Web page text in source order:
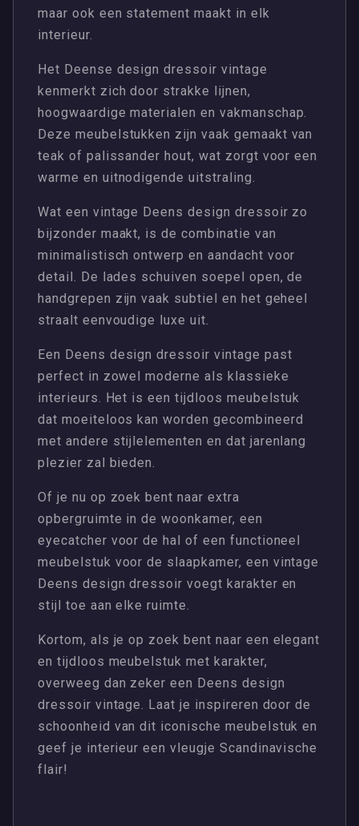
maar ook een statement maakt in elk
interieur.
Het Deense design dressoir vintage
kenmerkt zich door strakke lijnen,
hoogwaardige materialen en vakmanschap.
Deze meubelstukken zijn vaak gemaakt van
teak of palissander hout, wat zorgt voor een
warme en uitnodigende uitstraling.
Wat een vintage Deens design dressoir zo
bijzonder maakt, is de combinatie van
minimalistisch ontwerp en aandacht voor
detail. De lades schuiven soepel open, de
handgrepen zijn vaak subtiel en het geheel
straalt eenvoudige luxe uit.
Een Deens design dressoir vintage past
perfect in zowel moderne als klassieke
interieurs. Het is een tijdloos meubelstuk
dat moeiteloos kan worden gecombineerd
met andere stijlelementen en dat jarenlang
plezier zal bieden.
Of je nu op zoek bent naar extra
opbergruimte in de woonkamer, een
eyecatcher voor de hal of een functioneel
meubelstuk voor de slaapkamer, een vintage
Deens design dressoir voegt karakter en
stijl toe aan elke ruimte.
Kortom, als je op zoek bent naar een elegant
en tijdloos meubelstuk met karakter,
overweeg dan zeker een Deens design
dressoir vintage. Laat je inspireren door de
schoonheid van dit iconische meubelstuk en
geef je interieur een vleugje Scandinavische
flair!